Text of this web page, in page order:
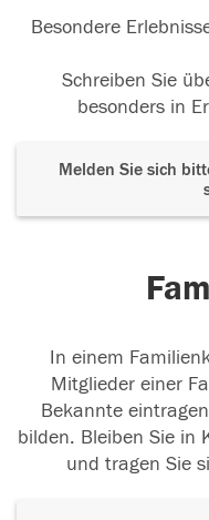
Besondere
Schreiben Sie
besonders in
Melden Sie sich
In einem
Mitglieder einer
Bekannte
bilden. Bleiben Sie in
und tragen Sie